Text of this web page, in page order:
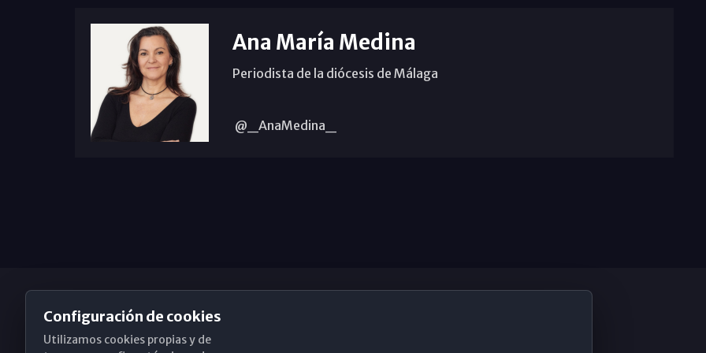
Ana María Medina
Periodista de la diócesis de Málaga
@_AnaMedina_
Configuración de cookies
Utilizamos cookies propias y de